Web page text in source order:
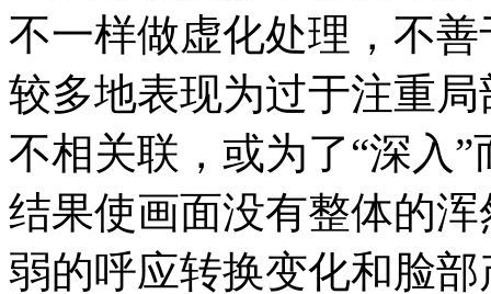
不一样做虚化处理，不
较多地表现为过于注重
不相关联，或为了“深入
结果使画面没有整体的
弱的呼应转换变化和脸